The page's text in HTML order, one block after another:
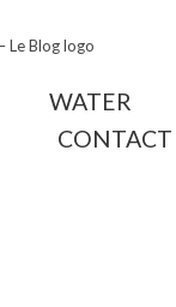
WATER
CONTACT